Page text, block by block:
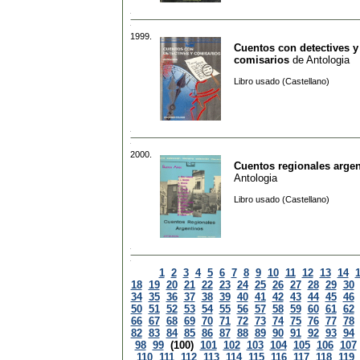
1999.
Cuentos con detectives y
comisarios de Antologia
Libro usado (Castellano)
2000.
Cuentos regionales
Antologia
Libro usado (Castellano)
1 2 3 4 5 6 7 8 9 10 11 12 13 14
18 19 20 21 22 23 24 25 26 27 28 29 30
34 35 36 37 38 39 40 41 42 43 44 45 46
50 51 52 53 54 55 56 57 58 59 60 61 62
66 67 68 69 70 71 72 73 74 75 76 77 78
82 83 84 85 86 87 88 89 90 91 92 93 94
98 99 (100) 101 102 103 104 105 106 107
110 111 112 113 114 115 116 117 118 119